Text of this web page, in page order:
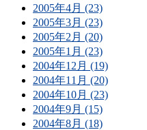
2005年4月 (23)
2005年3月 (23)
2005年2月 (20)
2005年1月 (23)
2004年12月 (19)
2004年11月 (20)
2004年10月 (23)
2004年9月 (15)
2004年8月 (18)